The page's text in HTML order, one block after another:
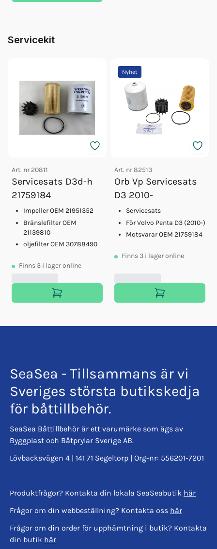
Servicekit
Art. nr 20811
Servicesats D3d-h
21759184
Impeller OEM 21951352
Bränslefilter OEM
21139810
oljefilter OEM 30788490
Finns 3 i lager online
Nyhet
Art. nr82513
Orb Vp Servicesats
D3 2010-
Servicesats
För Volvo Penta D3 (2010-)
Motsvarar OEM 21759184
Finns 3 i lager online
SeaSea - Tillsammans är vi
Sveriges största butikskedja
för båttillbehör.
SeaSea Båttillbehör är ett varumärke som ägs av
Byggplast och Båtprylar Sverige AB.
Lövbacksvägen 4 | 141 71 Segeltorp | Org-nr: 556201-7201
Produktfrågor? Kontakta din lokala SeaSeabutik här
Frågor om din webbeställning? Kontakta oss här
Frågor om din order för upphämtning i butik? Kontakta
din butik här